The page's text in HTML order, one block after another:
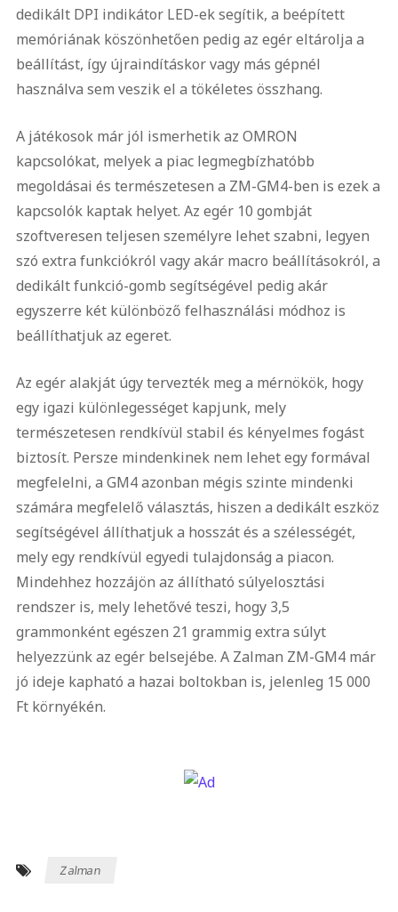
dedikált DPI indikátor LED-ek segítik, a beépített
memóriának köszönhetően pedig az egér eltárolja a
beállítást, így újraindításkor vagy más gépnél
használva sem veszik el a tökéletes összhang.
A játékosok már jól ismerhetik az OMRON
kapcsolókat, melyek a piac legmegbízhatóbb
megoldásai és természetesen a ZM-GM4-ben is ezek a
kapcsolók kaptak helyet. Az egér 10 gombját
szoftveresen teljesen személyre lehet szabni, legyen
szó extra funkciókról vagy akár macro beállításokról, a
dedikált funkció-gomb segítségével pedig akár
egyszerre két különböző felhasználási módhoz is
beállíthatjuk az egeret.
Az egér alakját úgy tervezték meg a mérnökök, hogy
egy igazi különlegességet kapjunk, mely
természetesen rendkívül stabil és kényelmes fogást
biztosít. Persze mindenkinek nem lehet egy formával
megfelelni, a GM4 azonban mégis szinte mindenki
számára megfelelő választás, hiszen a dedikált eszköz
segítségével állíthatjuk a hosszát és a szélességét,
mely egy rendkívül egyedi tulajdonság a piacon.
Mindehhez hozzájön az állítható súlyelosztási
rendszer is, mely lehetővé teszi, hogy 3,5
grammonként egészen 21 grammig extra súlyt
helyezzünk az egér belsejébe. A Zalman ZM-GM4 már
jó ideje kapható a hazai boltokban is, jelenleg 15 000
Ft környékén.
Zalman